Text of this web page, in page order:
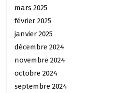
mars 2025
février 2025
janvier 2025
décembre 2024
novembre 2024
octobre 2024
septembre 2024